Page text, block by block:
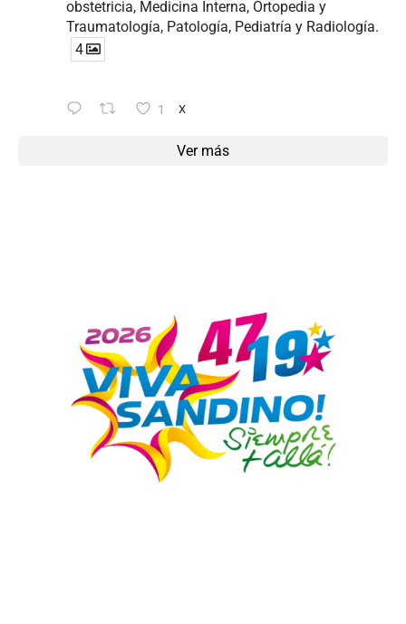
obstetricia, Medicina Interna, Ortopedia y
Traumatología, Patología, Pediatría y Radiología.
4
1 X
Ver más